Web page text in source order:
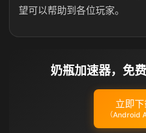
望可以帮助到各位玩家。
奶瓶加速器，免
立即
（Android